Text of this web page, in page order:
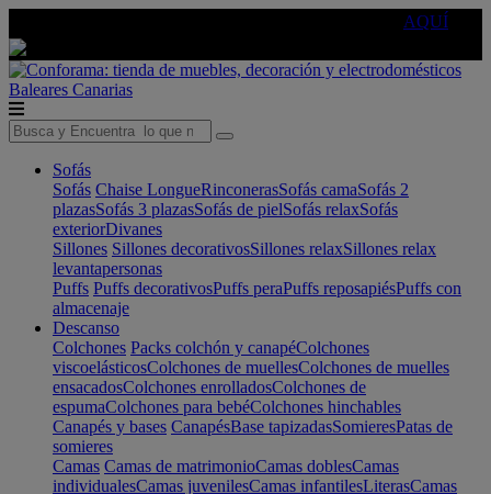
AQUÍ
Baleares Canarias
Sofás
Sofás Chaise LongueRinconerasSofás camaSofás 2
plazasSofás 3 plazasSofás de pielSofás relaxSofás
exteriorDivanes
Sillones Sillones decorativosSillones relaxSillones relax
levantapersonas
Puffs Puffs decorativosPuffs peraPuffs reposapiésPuffs con
almacenaje
Descanso
Colchones Packs colchón y canapéColchones
viscoelásticosColchones de muellesColchones de muelles
ensacadosColchones enrolladosColchones de
espumaColchones para bebéColchones hinchables
Canapés y bases CanapésBase tapizadasSomieresPatas de
somieres
Camas Camas de matrimonioCamas doblesCamas
individualesCamas juvenilesCamas infantilesLiterasCamas